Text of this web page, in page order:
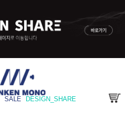
SALE DESIGN_SHARE